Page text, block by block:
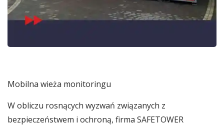
Mobilna wieża monitoringu
W obliczu rosnących wyzwań związanych z
bezpieczeństwem i ochroną, firma SAFETOWER